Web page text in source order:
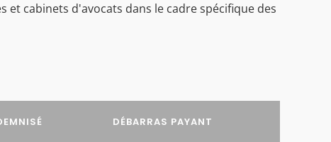
cabinets d'avocats dans le cadre spécifique des
DÉBARRAS PAYANT